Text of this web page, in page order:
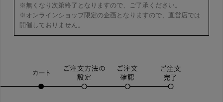
※無くなり次第終了となりますので、ご了承ください。
※オンラインショップ限定の企画となりますので、直営店では
開催しておりません。